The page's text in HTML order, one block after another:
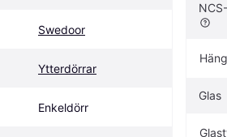
Swedoor
Ytterdörrar
Enkeldörr
Glas